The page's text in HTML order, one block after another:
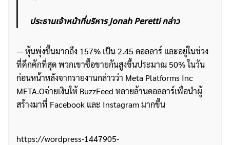
ประธานเจ้าหน้าที่บริหาร Jonah Peretti กล่าว
— หุ้นพุ่งขึ้นมากถึง 157% เป็น 2.45 ดอลลาร์ และอยู่ในช่วง
ที่คึกคักที่สุด พวกเขาซื้อขายกันสูงขึ้นประมาณ 50% ในวัน
ก่อนหน้าหลังจากรายงานกล่าวว่า Meta Platforms Inc
META.Oจ่ายเงินให้ BuzzFeed หลายล้านดอลลาร์เพื่อนำผู้
สร้างมาที่ Facebook และ Instagram มากขึ้น
https://wordpress-1447905-